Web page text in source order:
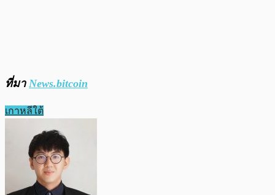
ที่มา News.bitcoin
เกาหลีใต้